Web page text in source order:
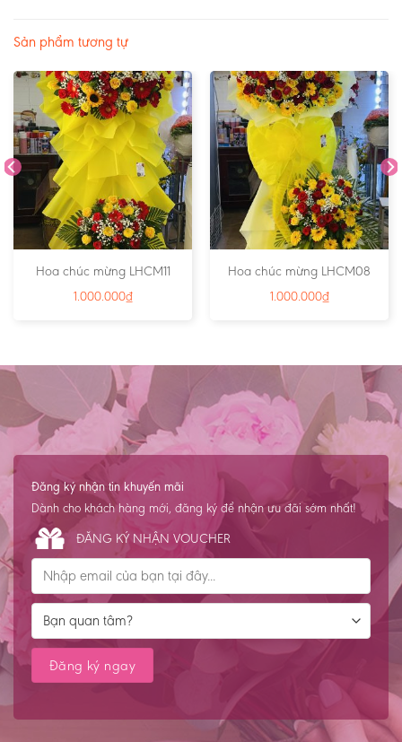
Sản phẩm tương tự
Hoa chúc mừng LHCM11
1.000.000₫
Hoa chúc mừng LHCM08
1.000.000₫
Đăng ký nhận tin khuyến mãi
Dành cho khách hàng mới, đăng ký để nhận ưu đãi sớm nhất!
ĐĂNG KÝ NHẬN VOUCHER